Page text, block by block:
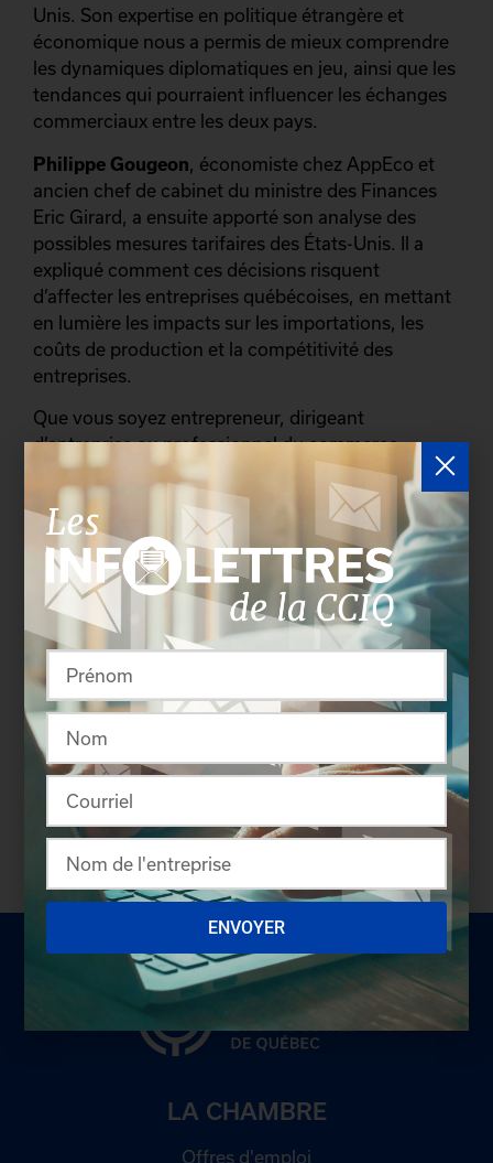
Unis. Son expertise en politique étrangère et
économique nous a permis de mieux comprendre
les dynamiques diplomatiques en jeu, ainsi que les
tendances qui pourraient influencer les échanges
commerciaux entre les deux pays.
Philippe Gougeon , économiste chez AppEco et
ancien chef de cabinet du ministre des Finances
Eric Girard, a ensuite apporté son analyse des
possibles mesures tarifaires des États-Unis. Il a
expliqué comment ces décisions risquent
d’affecter les entreprises québécoises, en mettant
en lumière les impacts sur les importations, les
coûts de production et la compétitivité des
entreprises.
Que vous soyez entrepreneur, dirigeant
d’entreprise ou professionnel du commerce
international, ne manquez pas cette opportunité
unique d’obtenir des clés de compréhension
essentielles!
Visionnez dès maintenant notre
webinaire encliquant ici >>
LA CHAMBRE
Offres d'emploi
ENVOYER